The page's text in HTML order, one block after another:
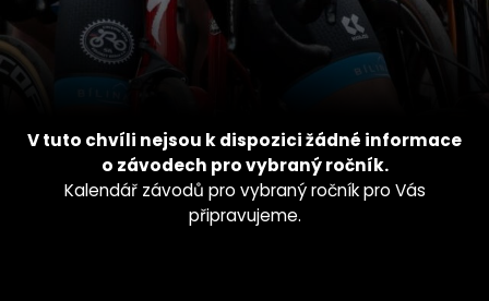
V tuto chvíli nejsou k dispozici žádné informace
o závodech pro vybraný ročník.
Kalendář závodů pro vybraný ročník pro Vás
připravujeme.